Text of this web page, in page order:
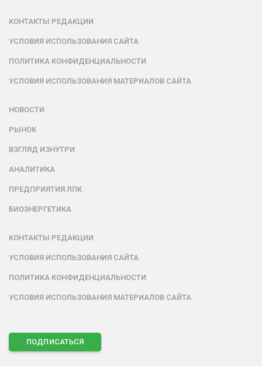
КОНТАКТЫ РЕДАКЦИИ
УСЛОВИЯ ИСПОЛЬЗОВАНИЯ САЙТА
ПОЛИТИКА КОНФИДЕНЦИАЛЬНОСТИ
УСЛОВИЯ ИСПОЛЬЗОВАНИЯ МАТЕРИАЛОВ САЙТА
НОВОСТИ
РЫНОК
ВЗГЛЯД ИЗНУТРИ
АНАЛИТИКА
ПРЕДПРИЯТИЯ ЛПК
БИОЭНЕРГЕТИКА
КОНТАКТЫ РЕДАКЦИИ
УСЛОВИЯ ИСПОЛЬЗОВАНИЯ САЙТА
ПОЛИТИКА КОНФИДЕНЦИАЛЬНОСТИ
УСЛОВИЯ ИСПОЛЬЗОВАНИЯ МАТЕРИАЛОВ САЙТА
ПОДПИСАТЬСЯ